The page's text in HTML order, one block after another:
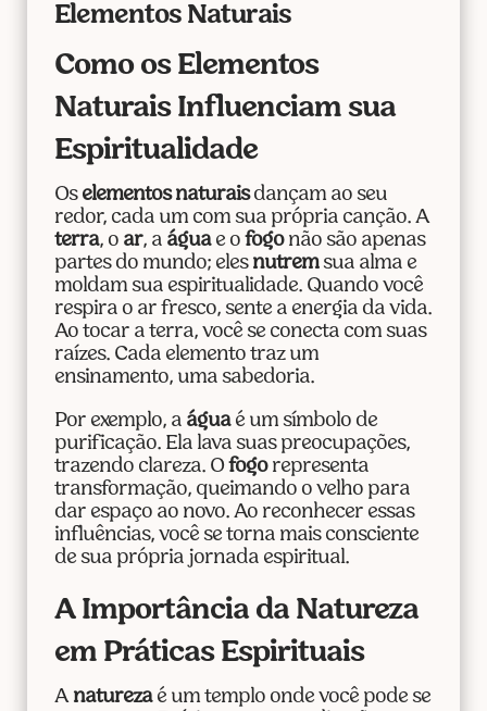
Elementos Naturais
Como os Elementos
Naturais Influenciam sua
Espiritualidade
Os elementos naturaisdançam ao seu
redor, cada um com sua própria canção. A
terra, o ar, a águae o fogonão são apenas
partes do mundo; eles nutremsua alma e
moldam sua espiritualidade. Quando você
respira o ar fresco, sente a energia da vida.
Ao tocar a terra, você se conecta com suas
raízes. Cada elemento traz um
ensinamento, uma sabedoria.
Por exemplo, a águaé um símbolo de
purificação. Ela lava suas preocupações,
trazendo clareza. Ofogorepresenta
transformação, queimando o velho para
dar espaço ao novo. Ao reconhecer essas
influências, você se torna mais consciente
de sua própria jornada espiritual.
A Importância da Natureza
em Práticas Espirituais
A naturezaé um templo onde você pode se